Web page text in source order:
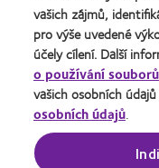
(2013)
(2012)
Česká
SoučástCooperCompanies
zdravotnické prostředky
vašich zájmů,
pro výše uvedené
účely cílení. Další
o používání
vašich osobních
osobních údajů.